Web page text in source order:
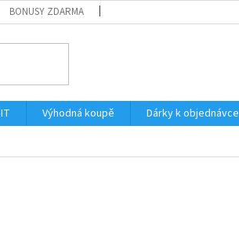
BONUSY ZDARMA
IT Výhodná koupě Dárky k objednávce